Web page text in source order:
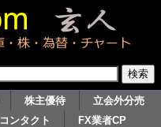
株主優待
立会外分売
コンタクト
FX業者CP